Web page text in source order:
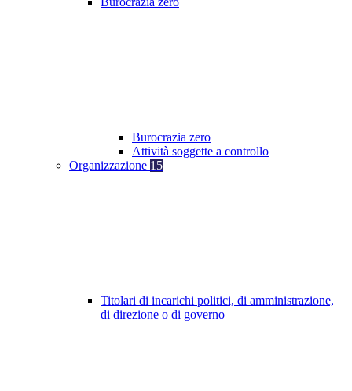
Burocrazia zero
Attività soggette a controllo
Organizzazione 15
Titolari di incarichi politici, di amministrazione,
di direzione o di governo